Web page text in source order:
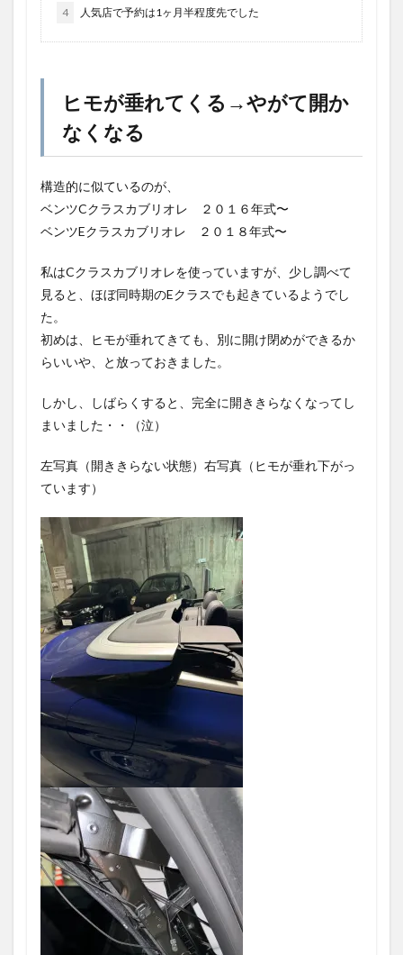
4 人気店で予約は1ヶ月半程度先でした
ヒモが垂れてくる→やがて開か
なくなる
構造的に似ているのが、
ベンツCクラスカブリオレ ２０１６年式〜
ベンツEクラスカブリオレ ２０１８年式〜
私はCクラスカブリオレを使っていますが、少し調べて
見ると、ほぼ同時期のEクラスでも起きているようでし
た。
初めは、ヒモが垂れてきても、別に開け閉めができるか
らいいや、と放っておきました。
しかし、しばらくすると、完全に開ききらなくなってし
まいました・・（泣）
左写真（開ききらない状態）右写真（ヒモが垂れ下がっ
ています）